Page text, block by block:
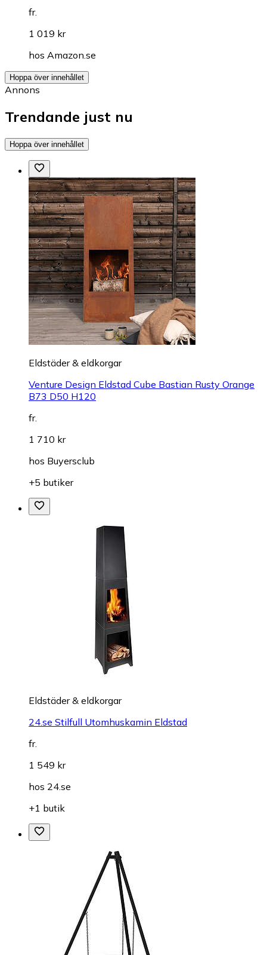
fr.
1 019 kr
hos Amazon.se
Hoppa över innehållet
Annons
Trendande just nu
Hoppa över innehållet
Eldstäder & eldkorgar
Venture Design Eldstad Cube Bastian Rusty Orange
B73 D50 H120
fr.
1 710 kr
hos Buyersclub
+5 butiker
Eldstäder & eldkorgar
24.se Stilfull Utomhuskamin Eldstad
fr.
1 549 kr
hos 24.se
+1 butik